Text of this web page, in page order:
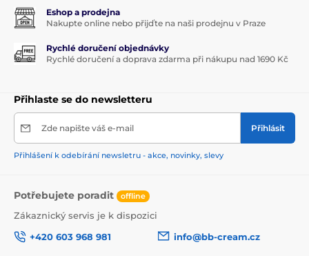
Eshop a prodejna
Nakupte online nebo přijďte na naši prodejnu v Praze
Rychlé doručení objednávky
Rychlé doručení a doprava zdarma při nákupu nad 1690 Kč
Přihlaste se do newsletteru
Zde napište váš e-mail Přihlásit
Přihlášení k odebírání newsletru - akce, novinky, slevy
Potřebujete poradit offline
Zákaznický servis je k dispozici
+420 603 968 981
info@bb-cream.cz